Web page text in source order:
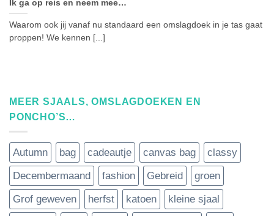
Ik ga op reis en neem mee…
Waarom ook jij vanaf nu standaard een omslagdoek in je tas gaat
proppen! We kennen [...]
MEER SJAALS, OMSLAGDOEKEN EN
PONCHO’S…
Autumn bag cadeautje canvas bag
classy
Decembermaand
fashion Gebreid
groen
Grof geweven
herfst katoen
kleine sjaal